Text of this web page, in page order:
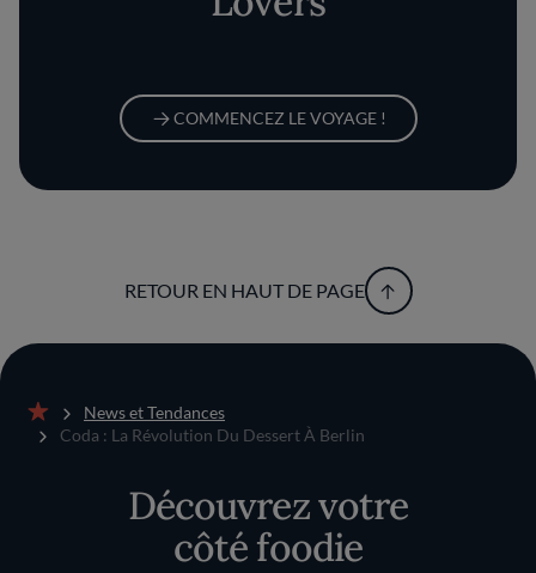
COMMENCEZ LE VOYAGE !
RETOUR EN HAUT DE PAGE
Accueil
News et Tendances
Coda : La Révolution Du Dessert À Berlin
Découvrez votre
côté foodie